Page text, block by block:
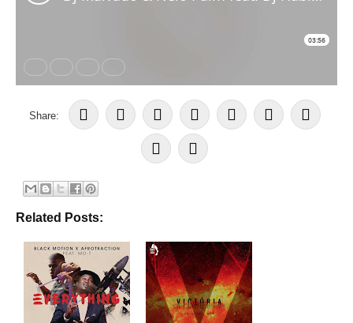
Share:
Related Posts: